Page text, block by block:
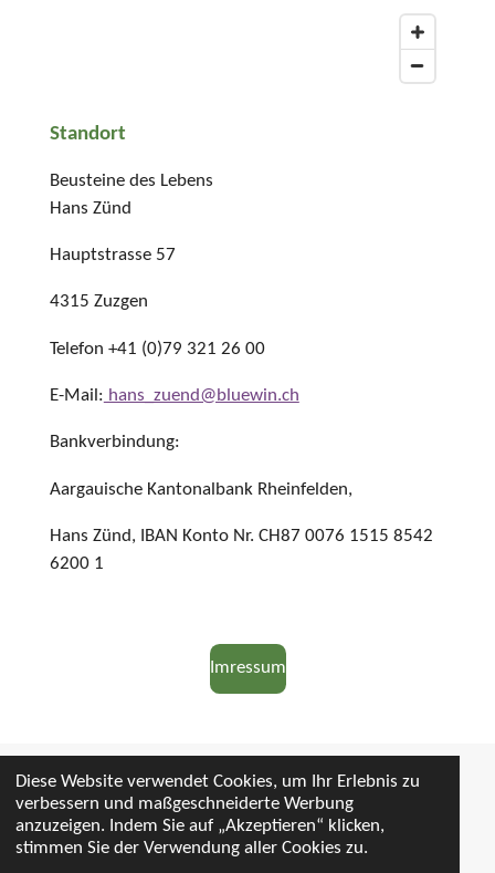
Diese Website verwendet Cookies, um Ihr Erlebnis zu
verbessern und maßgeschneiderte Werbung
anzuzeigen. Indem Sie auf „Akzeptieren“ klicken,
stimmen Sie der Verwendung aller Cookies zu.
Standort
Beusteine des Lebens
Hans Zünd
Hauptstrasse 57
4315 Zuzgen
Telefon +41 (0)79 321 26 00
E-Mail: hans_zuend@bluewin.ch
Bankverbindung:
Aargauische Kantonalbank Rheinfelden,
Hans Zünd, IBAN Konto Nr. CH87 0076 1515 8542
6200 1
Imressum
Hans Zünd, Mental Coach. Niedermatt 10, 4315 Zuzgen, 079
321 26 00, hans_zuend@bluewin.ch
© 2024 - 2026 Beusteine des Lebens